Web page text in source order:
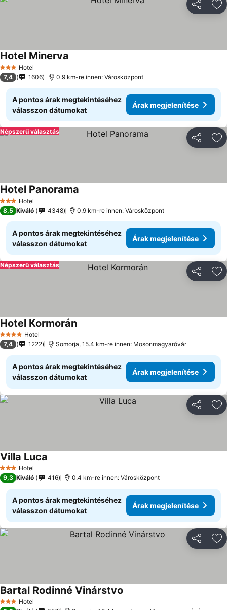
3 Kategória
Hotel
Hotel Minerva
7,4 1606 0.9 km-re innen: Városközpont
A pontos árak megtekintéséhez
válasszon dátumokat
Árak megjelenítése
Népszerű választás
3 Kategória
Hotel
Hotel Panorama
8,5 Kiváló 4348 0.9 km-re innen: Városközpont
A pontos árak megtekintéséhez
válasszon dátumokat
Árak megjelenítése
Népszerű választás
4 KategóriaHotel
Hotel Kormorán
7,4 1222 Somorja, 15.4 km-re innen: Mosonmagyaróvár
A pontos árak megtekintéséhez
válasszon dátumokat
Árak megjelenítése
3 Kategória
Hotel
Villa Luca
9,3 Kiváló 416 0.4 km-re innen: Városközpont
A pontos árak megtekintéséhez
válasszon dátumokat
Árak megjelenítése
3 Kategória
Hotel
Bartal Rodinné Vinárstvo